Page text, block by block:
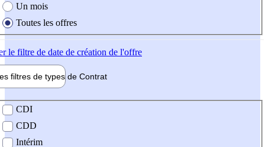
Un mois
Toutes les offres
le filtre de date de création de l'offre
filtres de types de Contrat
contrat
CDI
CDD
Intérim